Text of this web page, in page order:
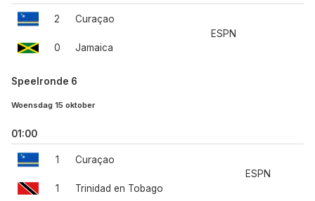
2
0
Curaçao
Jamaica
ESPN
Speelronde 6
Woensdag 15 oktober
01:00
1
1
Curaçao
Trinidad en Tobago
ESPN